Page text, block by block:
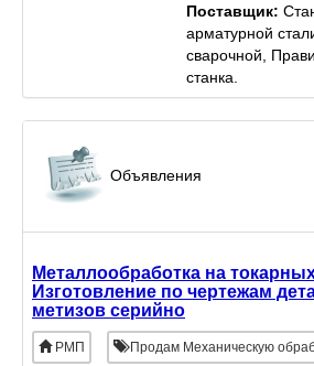
для контактной
шовной,
сварки;
резки металла;
трансфор...
Поставщик:
арматурной
сварочной,
станка.
Объявления
Металлообработка на
Изготовление по чертежам
метизов серийно
РМП Продам Механическую